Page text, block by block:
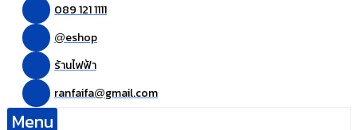
089 121 1111
@eshop
ร้านไฟฟ้า
ranfaifa@gmail.com
Menu